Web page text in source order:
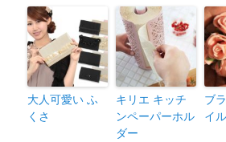
大人可愛い ふ
くさ
キリエ キッチ
ンペーパーホル
ダー
ブ
イ